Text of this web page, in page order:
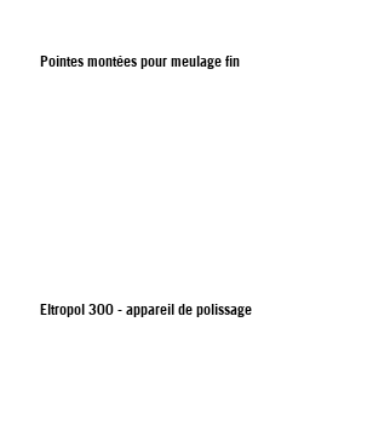
Pointes montées pour meulage fin
Eltropol 300 - appareil de polissage